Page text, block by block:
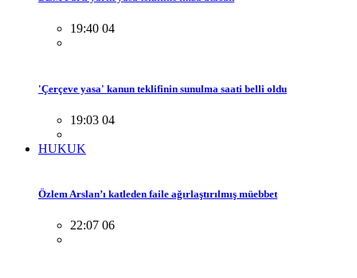
19:40 04
'Çerçeve yasa' kanun teklifinin sunulma saati belli oldu
19:03 04
HUKUK
Özlem Arslan’ı katleden faile ağırlaştırılmış müebbet
22:07 06